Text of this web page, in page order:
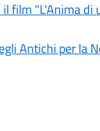
film "L'Anima
Antichi per la